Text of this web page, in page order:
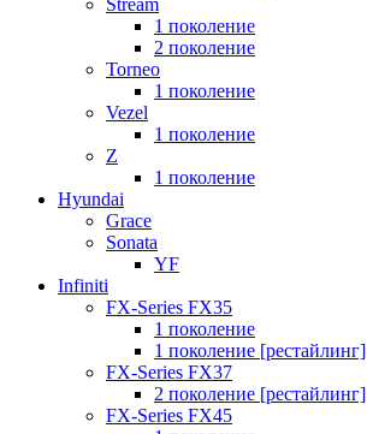
Stream
1 поколение
2 поколение
Torneo
1 поколение
Vezel
1 поколение
Z
1 поколение
Hyundai
Grace
Sonata
YF
Infiniti
FX-Series FX35
1 поколение
1 поколение [рестайлинг]
FX-Series FX37
2 поколение [рестайлинг]
FX-Series FX45